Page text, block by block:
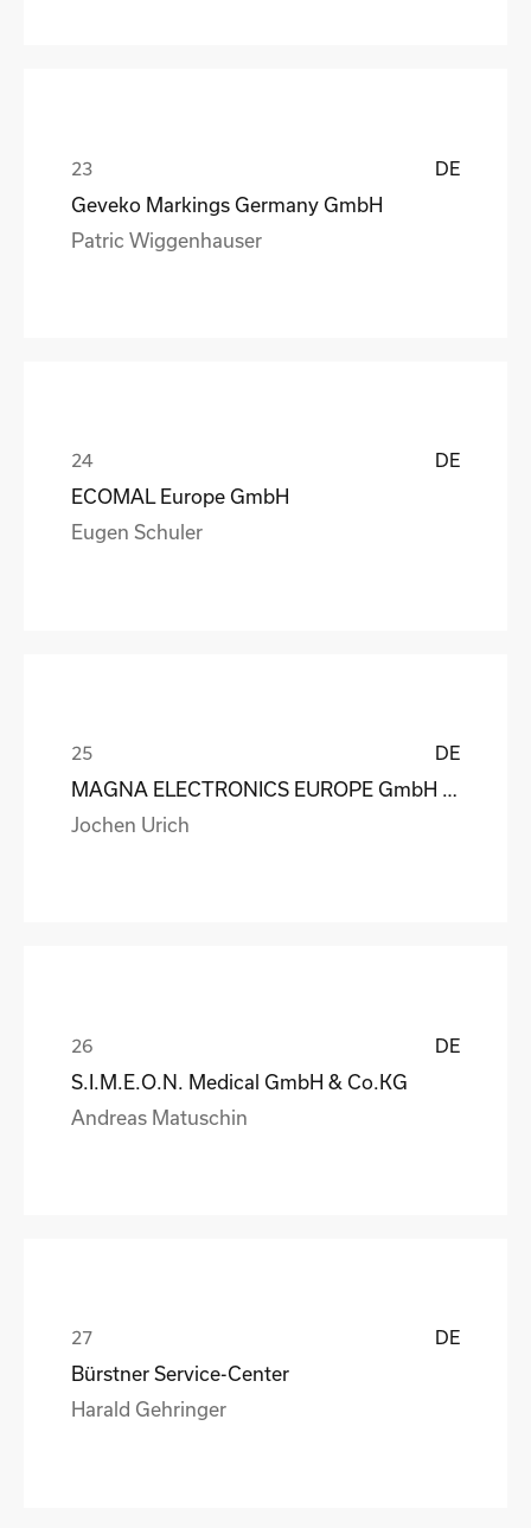
DE
Geveko Markings Germany GmbH
Patric Wiggenhauser
DE
ECOMAL Europe GmbH
Eugen Schuler
DE
Jochen Urich
DE
S.I.M.E.O.N. Medical GmbH & Co.KG
Andreas Matuschin
DE
Bürstner Service-Center
Harald Gehringer